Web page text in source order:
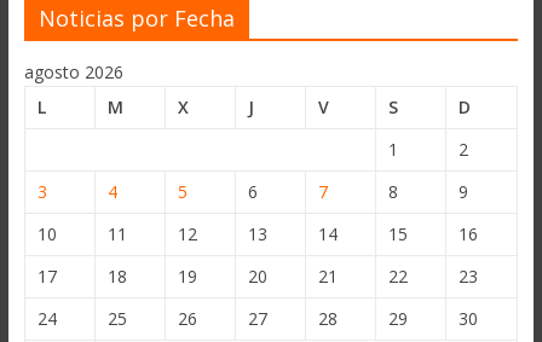
Noticias por Fecha
agosto 2026
L
M X J V S
D
1
2
3
4 5 6 7 8
9
10
11 12 13 14 15
16
17
18 19 20 21 22
23
24
25 26 27 28 29
30